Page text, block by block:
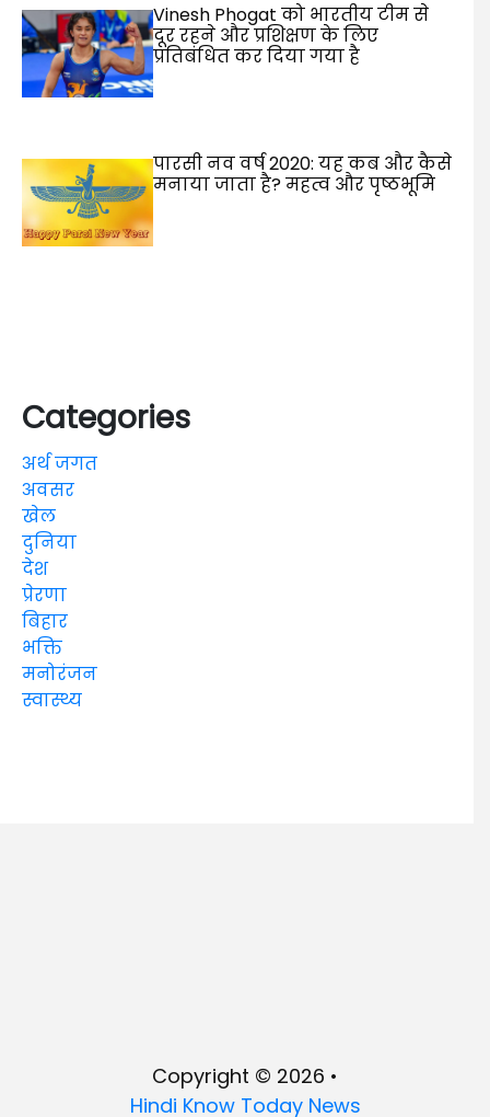
Vinesh Phogat को भारतीय टीम से
दूर रहने और प्रशिक्षण के लिए
प्रतिबंधित कर दिया गया है
पारसी नव वर्ष 2020: यह कब और कैसे
मनाया जाता है? महत्व और पृष्ठभूमि
Categories
अर्थ जगत
अवसर
खेल
दुनिया
देश
प्रेरणा
बिहार
भक्ति
मनोरंजन
स्वास्थ्य
Copyright © 2026 •
Hindi Know Today News